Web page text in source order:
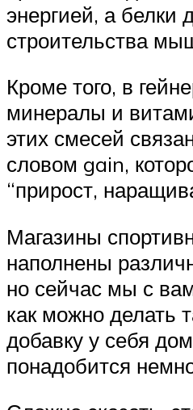
энергией, а белки
строительства
Кроме того, в
минералы и
этих смесей
словом gain,
“прирост,
Магазины
наполнены
но сейчас мы с
как можно делать
добавку у себя
понадобится